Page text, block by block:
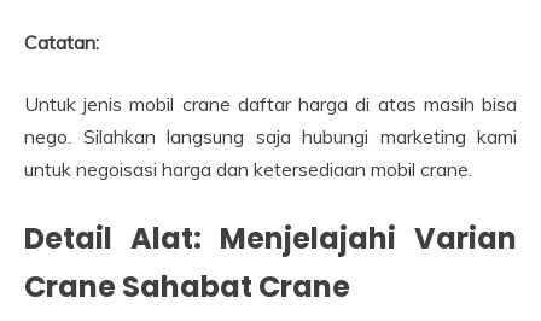
Catatan:
Untuk jenis mobil crane daftar harga di atas masih bisa
nego. Silahkan langsung saja hubungi marketing kami
untuk negoisasi harga dan ketersediaan mobil crane.
Detail Alat: Menjelajahi Varian
Crane Sahabat Crane